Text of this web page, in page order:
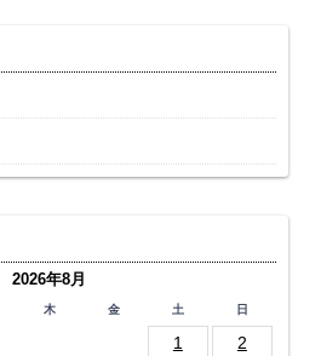
2026年8月
木 金 土 日
1
2